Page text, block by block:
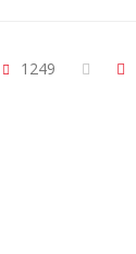
1249